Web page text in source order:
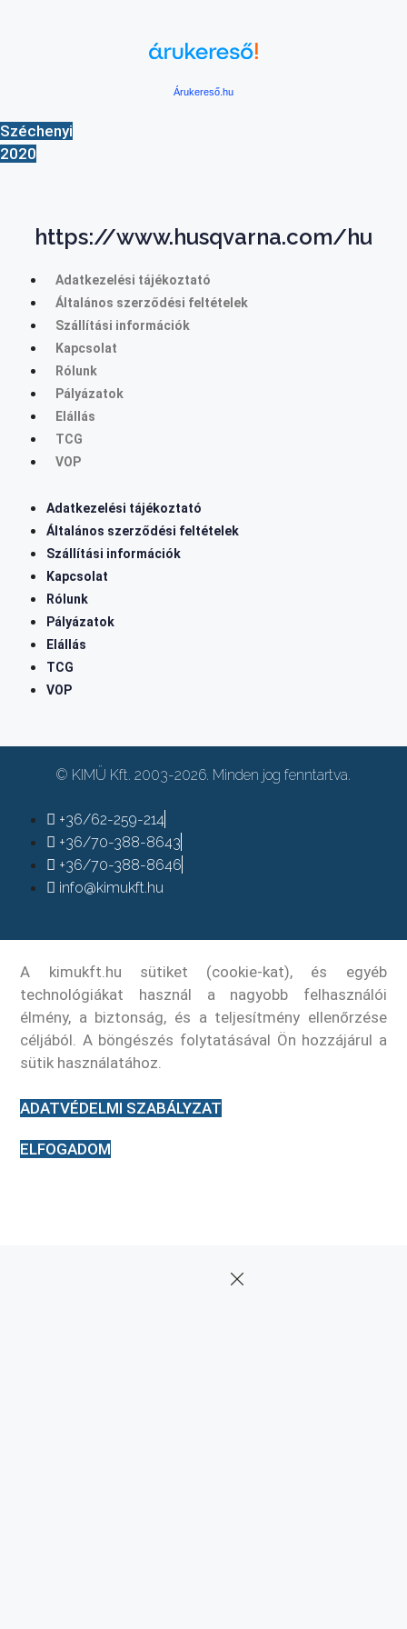
Árukereső.hu
Széchenyi
2020
https://www.husqvarna.com/hu
Adatkezelési tájékoztató
Általános szerződési feltételek
Szállítási információk
Kapcsolat
Rólunk
Pályázatok
Elállás
TCG
VOP
Adatkezelési tájékoztató
Általános szerződési feltételek
Szállítási információk
Kapcsolat
Rólunk
Pályázatok
Elállás
TCG
VOP
© KIMÜ Kft. 2003-2026. Minden jog fenntartva.
+36/62-259-214
+36/70-388-8643
+36/70-388-8646
info@kimukft.hu
A kimukft.hu sütiket (cookie-kat), és egyéb
technológiákat használ a nagyobb felhasználói
élmény, a biztonság, és a teljesítmény ellenőrzése
céljából. A böngészés folytatásával Ön hozzájárul a
sütik használatához.
ADATVÉDELMI SZABÁLYZAT
ELFOGADOM